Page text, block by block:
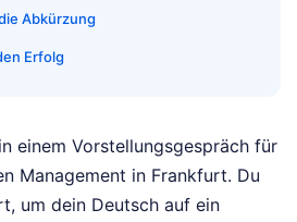
Abkürzung
Erfolg
einem Vorstellungsgespräch für
Management in Frankfurt. Du
um dein Deutsch auf ein